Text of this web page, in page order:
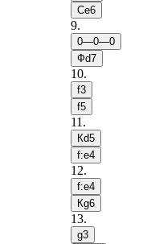
Сe6
9.
0—0—0
Фd7
10.
f3
f5
11 .
Кd5
f:e4
12.
f:e4
Кg6
13.
g3